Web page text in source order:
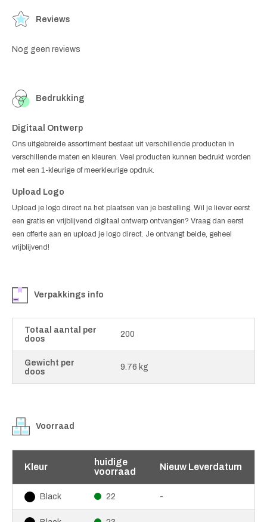
Reviews
Nog geen reviews
Bedrukking
Digitaal Ontwerp
Ons uitgebreide assortiment bestaat uit verschillende producten in
verschillende maten en kleuren. Veel producten kunnen bedrukt worden
met een 1-kleurige of meerkleurige opdruk.
Upload Logo
Upload je logo direct na het plaatsen van je bestelling. Wil je liever eerst
een gratis en vrijblijvend digitaal ontwerp ontvangen? Vraag dan eerst
een offerte aan en upload je logo direct. Je ontvangt beide, geheel
vrijblijvend!
Verpakkings info
Totaal aantal per
doos
200
Gewicht per
doos
9.76 kg
Voorraad
Kleur
huidige
voorraad
Nieuw Leverdatum
Black 22 -